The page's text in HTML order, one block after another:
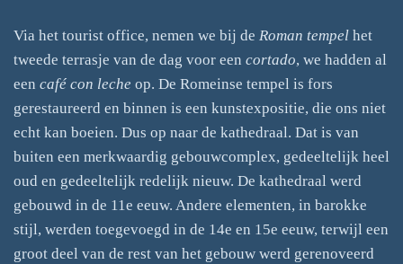
Via het tourist office, nemen we bij de Roman tempel het
tweede terrasje van de dag voor een cortado, we hadden al
een café con leche op. De Romeinse tempel is fors
gerestaureerd en binnen is een kunstexpositie, die ons niet
echt kan boeien. Dus op naar de kathedraal. Dat is van
buiten een merkwaardig gebouwcomplex, gedeeltelijk heel
oud en gedeeltelijk redelijk nieuw. De kathedraal werd
gebouwd in de 11e eeuw. Andere elementen, in barokke
stijl, werden toegevoegd in de 14e en 15e eeuw, terwijl een
groot deel van de rest van het gebouw werd gerenoveerd